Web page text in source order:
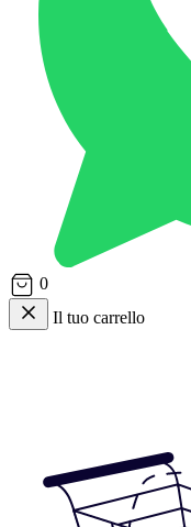
0
Il tuo carrello